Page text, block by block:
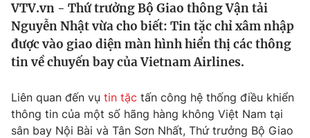
Thế giới
Tin tức
Thế giới đó đây
Câu chuyện quốc tế
Tài chính
Thị trường
Dữ liệu và đời sống
VTV.vn - Thứ trưởng Bộ Giao thông Vận tải
Nguyễn Nhật vừa cho biết: Tin tặc chỉ xâm nhập
được vào giao diện màn hình hiển thị các thông
tin về chuyến bay của Vietnam Airlines.
Liên quan đến vụ tin tặc tấn công hệ thống điều khiển
thông tin của một số hãng hàng không Việt Nam tại
sân bay Nội Bài và Tân Sơn Nhất, Thứ trưởng Bộ Giao